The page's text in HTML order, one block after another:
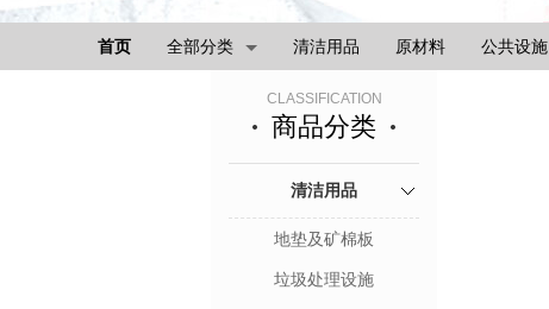
首页 全部分类 清洁用品 原材料 公共设施
CLASSIFICATION
商品分类
清洁用品
地垫及矿棉板
垃圾处理设施